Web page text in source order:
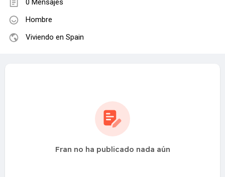
0 Mensajes
Hombre
Viviendo en Spain
Fran no ha publicado nada aún